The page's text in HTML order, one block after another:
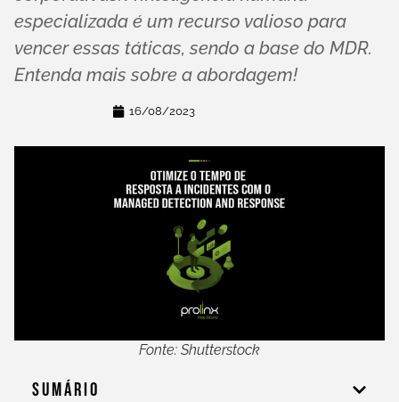
especializada é um recurso valioso para
vencer essas táticas, sendo a base do MDR.
Entenda mais sobre a abordagem!
16/08/2023
Fonte: Shutterstock
Sumário